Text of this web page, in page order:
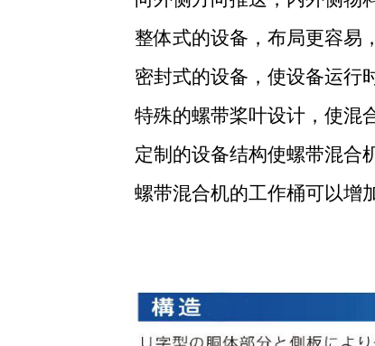
整体式的设备，布局更容易
密封式的设备，使设备运行
特殊的螺带桨叶设计，使混
定制的设备结构使螺带混合
螺带混合机的工作桶可以增